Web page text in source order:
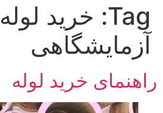
Tag: خرید لوله
آزمایشگاهی
راهنمای خرید لوله